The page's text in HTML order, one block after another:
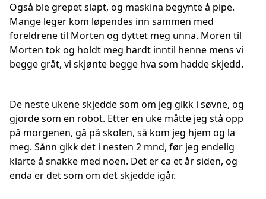
Også ble grepet slapt, og maskina begynte å pipe.
Mange leger kom løpendes inn sammen med
foreldrene til Morten og dyttet meg unna. Moren til
Morten tok og holdt meg hardt inntil henne mens vi
begge gråt, vi skjønte begge hva som hadde skjedd.
De neste ukene skjedde som om jeg gikk i søvne, og
gjorde som en robot. Etter en uke måtte jeg stå opp
på morgenen, gå på skolen, så kom jeg hjem og la
meg. Sånn gikk det i nesten 2 mnd, før jeg endelig
klarte å snakke med noen. Det er ca et år siden, og
enda er det som om det skjedde igår.